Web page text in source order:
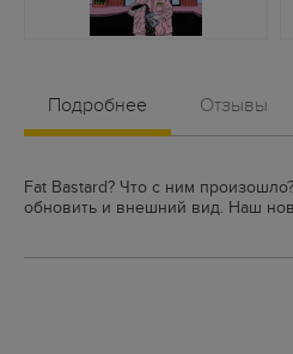
Подробнее Отзывы
Fat Bastard? Что с ним
обновить и внешний вид. Наш